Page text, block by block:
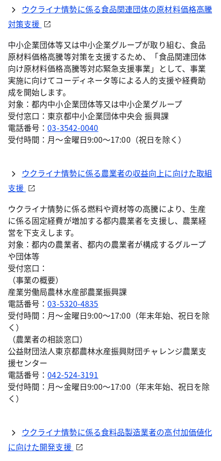
ウクライナ情勢に係る食品関連団体の原材料価格高騰
対策支援
中小企業団体等又は中小企業グループが取り組む、食品
原材料価格高騰等対策を支援するため、「食品関連団体
向け原材料価格高騰等対応緊急支援事業」として、事業
実施に向けてコーディネータ等による人的支援や経費助
成を開始します。
対象：都内中小企業団体等又は中小企業グループ
受付窓口：東京都中小企業団体中央会 振興課
電話番号：03-3542-0040
受付時間：月～金曜日9:00～17:00（祝日を除く）
ウクライナ情勢に係る農業者の収益向上に向けた取組
支援
ウクライナ情勢に係る燃料や資材等の高騰により、生産
に係る固定経費が増加する都内農業者を支援し、農業経
営を下支えします。
対象：都内の農業者、都内の農業者が構成するグループ
や団体等
受付窓口：
（事業の概要）
産業労働局農林水産部農業振興課
電話番号：03-5320-4835
受付時間：月～金曜日9:00～17:00（年末年始、祝日を除
く）
（農業者の相談窓口）
公益財団法人東京都農林水産振興財団チャレンジ農業支
援センター
電話番号：042-524-3191
受付時間：月～金曜日9:00～17:00（年末年始、祝日を除
く）
ウクライナ情勢に係る食料品製造業者の高付加価値化
に向けた開発支援